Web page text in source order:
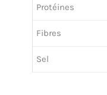
Protéines
Fibres
Sel